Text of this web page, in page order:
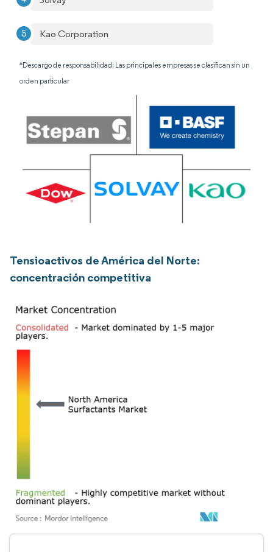
Kao Corporation
*Descargo de responsabilidad: Las principales empresas se clasifican sin un
orden particular
Tensioactivos de América del Norte:
concentración competitiva